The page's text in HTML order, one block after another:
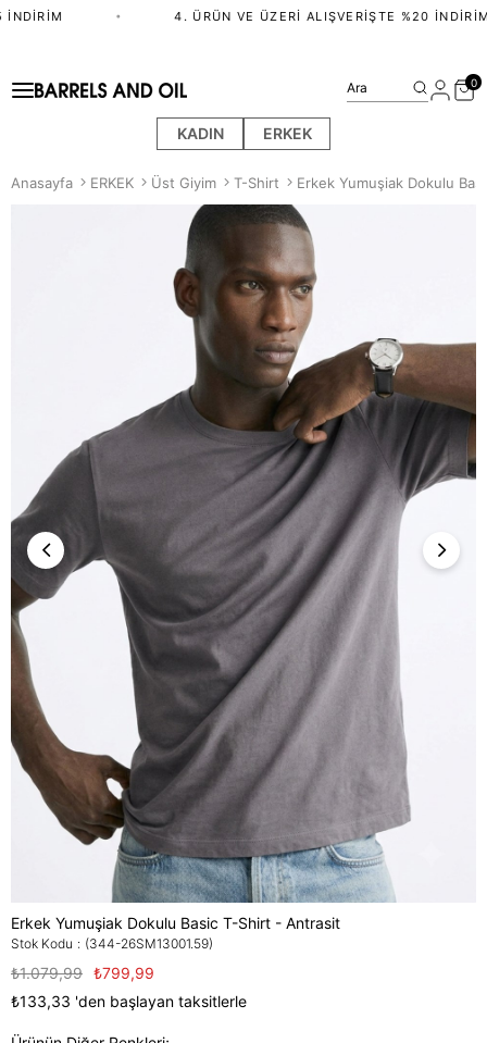
4. ÜRÜN VE ÜZERI ALIŞVERIŞTE %20 İNDIRIM
KADIN ERKEK
Ara 0
Anasayfa ERKEK Üst Giyim T-Shirt Erkek Yumuşiak Dokulu
Erkek Yumuşiak Dokulu Basic T-Shirt - Antrasit
Stok Kodu (344-26SM13001.59)
₺1.079,99 ₺799,99
₺133,33 'den başlayan taksitlerle